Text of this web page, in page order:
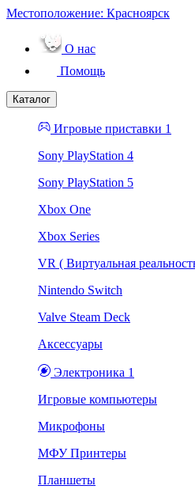
Местоположение: Красноярск
О нас
Помощь
Каталог
Игровые приставки 1
Sony PlayStation 4
Sony PlayStation 5
Xbox One
Xbox Series
VR ( Виртуальная
Nintendo Switch
Valve Steam Deck
Аксессуары
Электроника 1
Игровые компьютеры
Микрофоны
МФУ Принтеры
Планшеты